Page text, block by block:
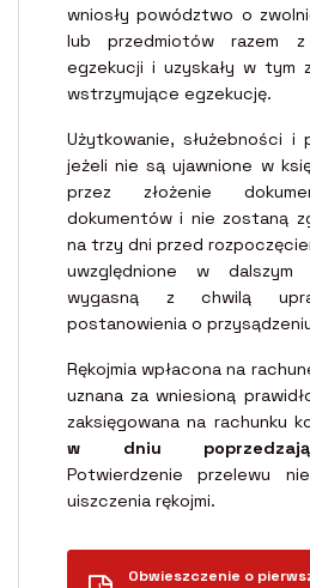
wniosły powództwo o
lub przedmiotów razem
egzekucji i uzyskały w tym
wstrzymujące egzekucję.
Użytkowanie, służebności i
jeżeli nie są ujawnione w
przez złożenie
dokumentów i nie zostaną
na trzy dni przed
uwzględnione w
wygasną z chwilą
postanowienia o
Rękojmia wpłacona na
uznana za wniesioną
zaksięgowana na rachunku
w dniu
Potwierdzenie przelewu
uiszczenia rękojmi.
Obwieszczenie o